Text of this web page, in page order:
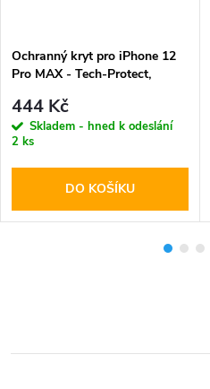
Ochranný kryt pro iPhone 12
Pro MAX - Tech-Protect,
444 Kč
Skladem - hned k odeslání
2 ks
DO KOŠÍKU